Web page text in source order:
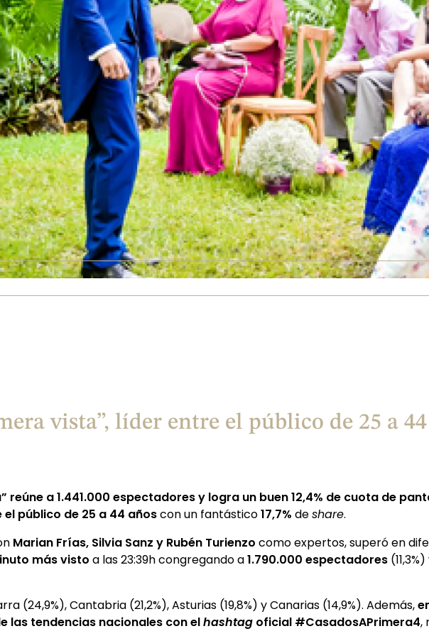
vista”, líder entre el público de 25 a
reúne a 1.441.000 espectadores y logra un buen 12,4% de cuota de
el público de 25 a 44 añoscon un fantástico17,7% deshare.
Marian Frías, Silvia Sanz y Rubén Turienzo como expertos, superó en
más visto a las 23:39h congregando a1.790.000 espectadores
(24,9%), Cantabria (21,2%), Asturias (19,8%) y Canarias (14,9%). Además,
las tendencias nacionales con elhashtag oficial #CasadosAPrimera4,